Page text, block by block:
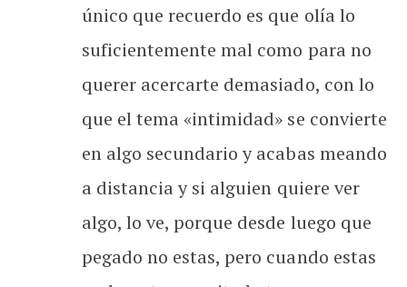
único que recuerdo es que olía lo
suficientemente mal como para no
querer acercarte demasiado, con lo
que el tema «intimidad» se convierte
en algo secundario y acabas meando
a distancia y si alguien quiere ver
algo, lo ve, porque desde luego que
pegado no estas, pero cuando estas